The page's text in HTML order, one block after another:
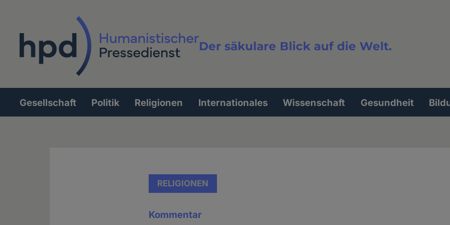
Der säkulare Blick auf die Welt.
Volltextsuche
Hauptnavigation
Gesellschaft Politik Religionen Internationales Wissenschaft Gesundheit
RELIGIONEN
Kommentar